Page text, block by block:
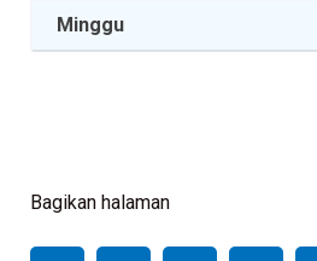
Minggu
Bagikan halaman